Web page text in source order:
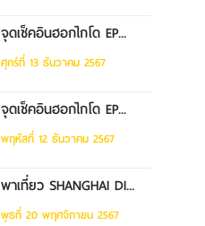
จุดเช็คอินฮอกไกโด EP...
ศุกร์ที่ 13 ธันวาคม 2567
จุดเช็คอินฮอกไกโด EP...
พฤหัสที่ 12 ธันวาคม 2567
พาเที่ยว SHANGHAI DI...
พุธที่ 20 พฤศจิกายน 2567